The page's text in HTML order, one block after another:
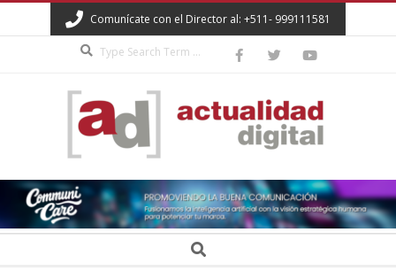
to
Comunícate con el Director al: +511- 999111581
ACTUALIDAD
DIGITAL Search